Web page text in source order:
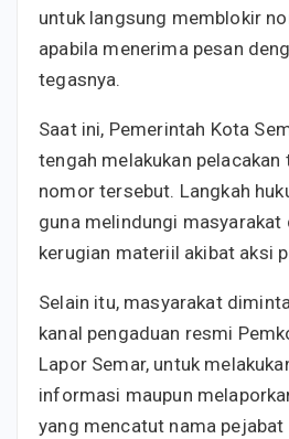
untuk langsung memblokir
apabila menerima pesan
tegasnya.
Saat ini, Pemerintah Kota
tengah melakukan pelacakan
nomor tersebut. Langkah
guna melindungi masyarakat
kerugian materiil akibat aksi
Selain itu, masyarakat
kanal pengaduan resmi
Lapor Semar, untuk
informasi maupun
yang mencatut nama pejabat